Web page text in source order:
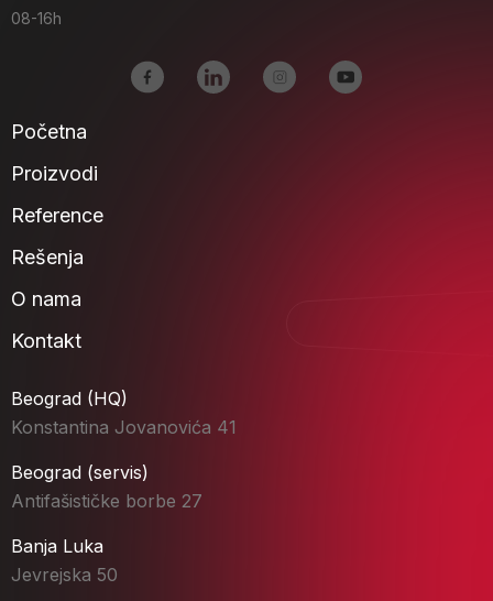
08-16h
Početna
Proizvodi
Reference
Rešenja
O nama
Kontakt
Beograd (HQ)
Konstantina Jovanovića 41
Beograd (servis)
Antifašističke borbe 27
Banja Luka
Jevrejska 50